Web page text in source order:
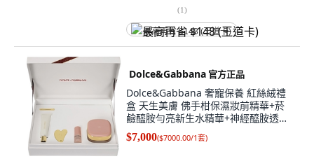
(1)
最高再省 $148 (王道卡)
Dolce&Gabbana 官方正品
Dolce&Gabbana 奢寵保養 紅絲絨禮
盒 天生美膚 佛手柑保濕妝前精華+菸
鹼醯胺勻亮新生水精華+神經醯胺透亮
修護彈力霜, 1組
$7,000($7000.00/1套)